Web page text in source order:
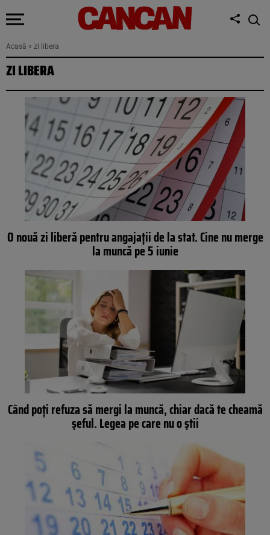
Acasă » zi libera
ZI LIBERA
O nouă zi liberă pentru angajații de la stat. Cine nu merge
la muncă pe 5 iunie
Când poți refuza să mergi la muncă, chiar dacă te cheamă
șeful. Legea pe care nu o știi